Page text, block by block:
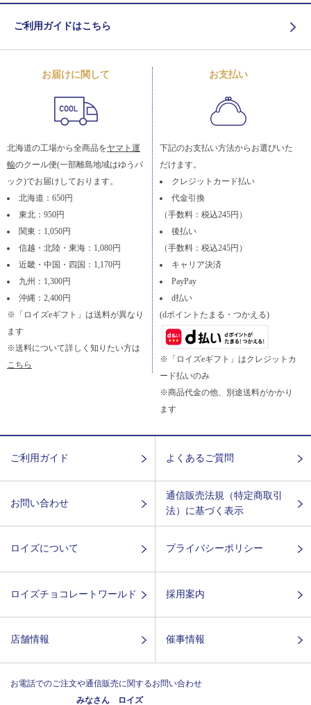
ご利用ガイドはこちら
お届けに関して
北海道の工場から全商品をヤマト運
輸のクール便(一部離島地域はゆうパ
ック)でお届けしております。
北海道：650円
東北：950円
関東：1,050円
信越・北陸・東海：1,080円
近畿・中国・四国：1,170円
九州：1,300円
沖縄：2,400円
※「ロイズeギフト」は送料が異なり
ます
※送料について詳しく知りたい方は
こちら
お支払い
下記のお支払い方法からお選びいた
だけます。
クレジットカード払い
代金引換
（手数料：税込245円）
後払い
（手数料：税込245円）
キャリア決済
PayPay
d払い
(dポイントたまる・つかえる)
※「ロイズeギフト」はクレジットカ
ード払いのみ
※商品代金の他、別途送料がかかり
ます
ご利用ガイド よくあるご質問
お問い合わせ
通信販売法規（特定商取引
法）に基づく表示
ロイズについて プライバシーポリシー
ロイズチョコレートワールド 採用案内
店舗情報 催事情報
お電話でのご注文や通信販売に関するお問い合わせ
みなさん ロイズ